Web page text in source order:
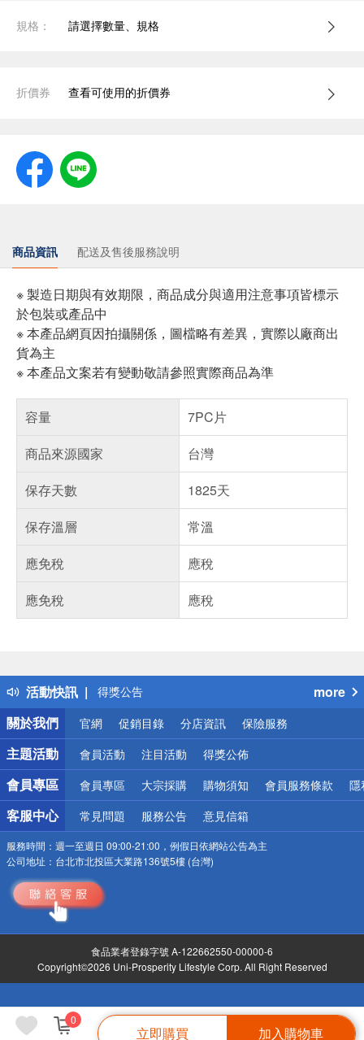
0
立即購買 加入購物車
規格： 請選擇數量、規格
折價券 查看可使用的折價券
商品資訊 配送及售後服務說明
※ 製造日期與有效期限，商品成分與適用注意事項皆標示
於包裝或產品中
※ 本產品網頁因拍攝關係，圖檔略有差異，實際以廠商出
貨為主
※ 本產品文案若有變動敬請參照實際商品為準
容量
7PC片
商品來源國家
台灣
保存天數
1825天
保存溫層
常溫
應免稅
應稅
應免稅
應稅
活動快訊
得獎公告
熱門話題
銀行優惠
偏遠地區配送
詐騙網頁！請小心！
more
關於我們
官網 促銷目錄 分店資訊 保險服務
主題活動 會員活動 注目活動 得獎公佈
會員專區 會員專區 大宗採購 購物須知 會員服務條款 隱
客服中心 常見問題 服務公告 意見信箱
服務時間： 週一至週日 09:00-21:00，例假日依網站公告為主
公司地址： 台北市北投區大業路136號5樓 (台灣)
食品業者登錄字號 A-122662550-00000-6
Copyright©2026 Uni-Prosperity Lifestyle Corp. All Right Reserved